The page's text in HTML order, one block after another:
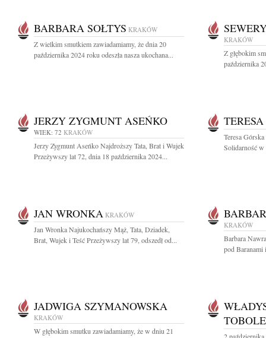
BARBARA SOŁTYS KRAKÓW
Z wielkim smutkiem zawiadamiamy, że dnia 20
października 2024 roku odeszła nasza ukochana...
KRAKÓW
Z głębokim
października
JERZY ZYGMUNT ASEŃKO
WIEK: 72 KRAKÓW
Jerzy Zygmunt Aseńko Najdroższy Tata, Brat i Wujek
Przeżywszy lat 72, dnia 18 października 2024...
Teresa
Solidarność
JAN WRONKA KRAKÓW
Jan Wronka Najukochańszy Mąż, Tata, Dziadek,
Brat, Wujek i Teść Przeżywszy lat 79, odszedł od...
KRAKÓW
Barbara
pod Baranami
JADWIGA SZYMANOWSKA
KRAKÓW
W głębokim smutku zawiadamiamy, że w dniu 21